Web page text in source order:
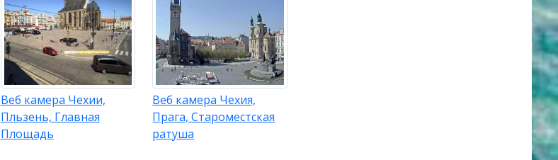
Веб камера Чехии,
Пльзень, Главная
Площадь
Веб камера Чехия,
Прага, Староместская
ратуша